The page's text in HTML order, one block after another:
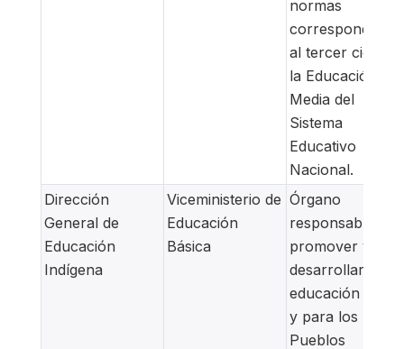
normas
al tercer ciclo y
la Educación
Media del
Sistema
Educativo
Nacional.
Dirección
General de
Educación
Indígena
Viceministerio de
Educación
Básica
Órgano
responsable de
promover y
desarrollar una
educación desde
y para los
Pueblos